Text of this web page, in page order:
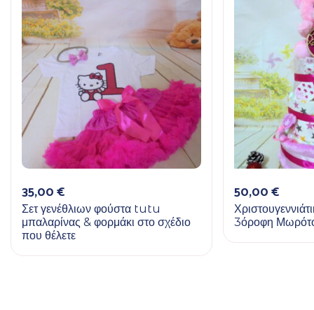
35,00€
Σετ γενέθλιων φούστα tutu
μπαλαρίνας & φορμάκι στο σχέδιο
που θέλετε
50,00€
3όροφη